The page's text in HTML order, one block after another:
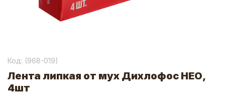
Код: (968-019)
Лента липкая от мух Дихлофос НЕО,
4шт